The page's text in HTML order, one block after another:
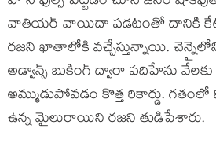
వాతియర్ వాయిదా పడటంతో దానికి
రజని ఖాతాలోకి వచ్చేస్తున్నాయి.
అడ్వాన్స్ బుకింగ్ ద్వారా పదిహేను వేలకు
అమ్ముడుపోవడం కొత్త రికార్డు.
ఉన్న మైలురాయిని రజని తుడిపేశారు.